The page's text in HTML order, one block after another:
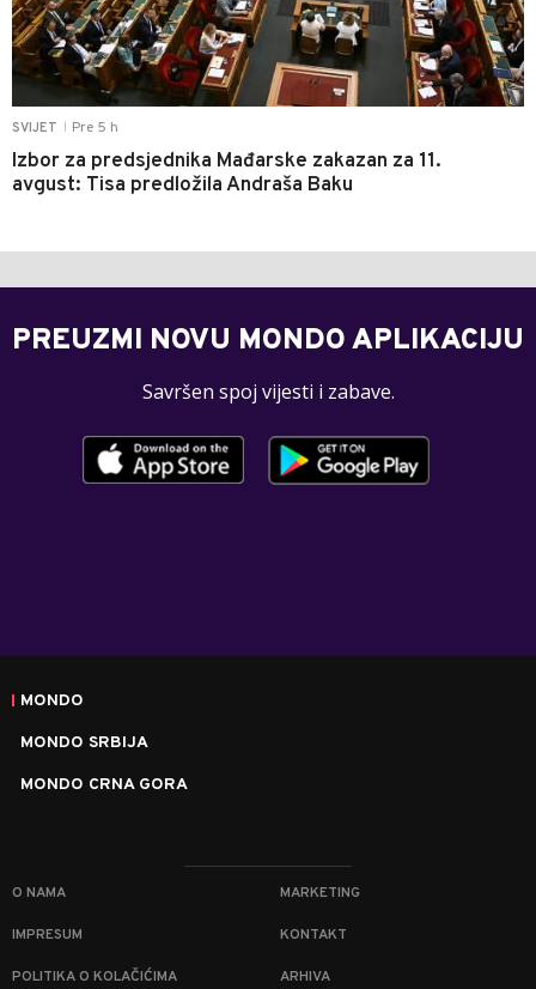
SVIJET Pre 5 h
Izbor za predsjednika Mađarske zakazan za 11.
avgust: Tisa predložila Andraša Baku
PREUZMI NOVU MONDO APLIKACIJU
Savršen spoj vijesti i zabave.
MONDO
MONDO SRBIJA
MONDO CRNA GORA
O NAMA MARKETING
IMPRESUM KONTAKT
POLITIKA O KOLAČIĆIMA ARHIVA